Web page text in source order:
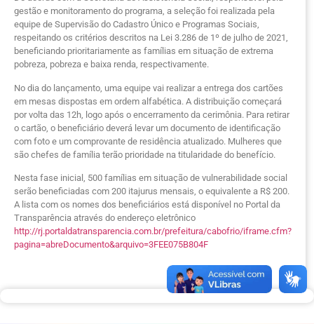
gestão e monitoramento do programa, a seleção foi realizada pela
equipe de Supervisão do Cadastro Único e Programas Sociais,
respeitando os critérios descritos na Lei 3.286 de 1º de julho de 2021,
beneficiando prioritariamente as famílias em situação de extrema
pobreza, pobreza e baixa renda, respectivamente.
No dia do lançamento, uma equipe vai realizar a entrega dos cartões
em mesas dispostas em ordem alfabética. A distribuição começará
por volta das 12h, logo após o encerramento da cerimônia. Para retirar
o cartão, o beneficiário deverá levar um documento de identificação
com foto e um comprovante de residência atualizado. Mulheres que
são chefes de família terão prioridade na titularidade do benefício.
Nesta fase inicial, 500 famílias em situação de vulnerabilidade social
serão beneficiadas com 200 itajurus mensais, o equivalente a R$ 200.
A lista com os nomes dos beneficiários está disponível no Portal da
Transparência através do endereço eletrônico
http://rj.portaldatransparencia.com.br/prefeitura/cabofrio/iframe.cfm?
pagina=abreDocumento&arquivo=3FEE075B804F